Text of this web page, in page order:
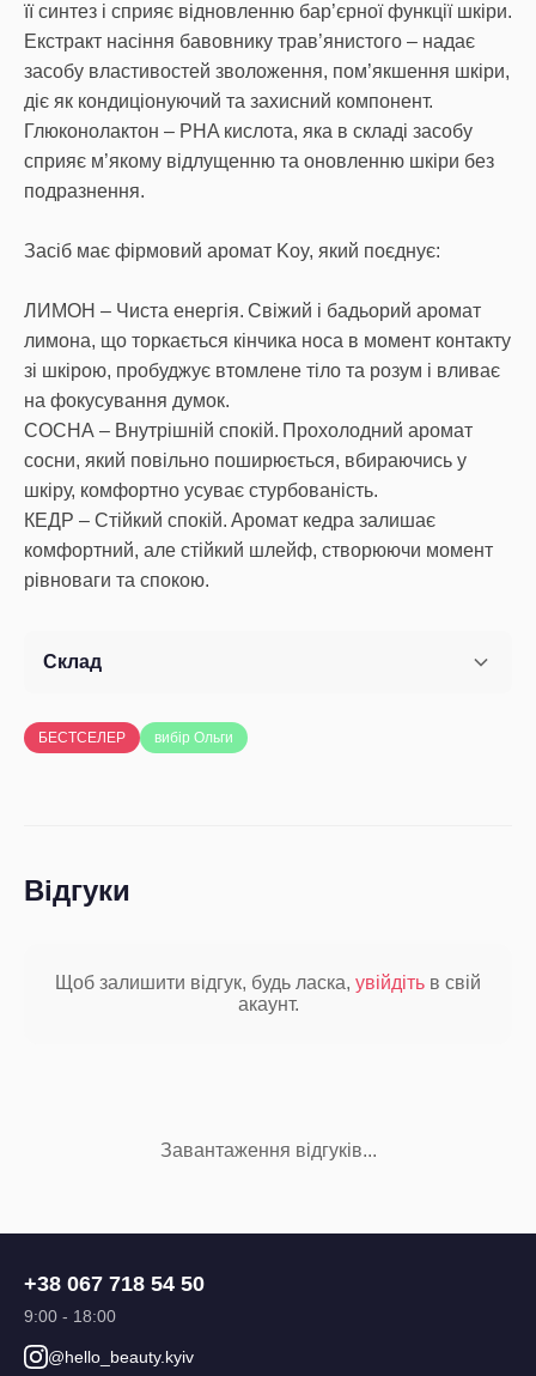
її синтез і сприяє відновленню бар’єрної функції шкіри.
Екстракт насіння бавовнику трав’янистого – надає
засобу властивостей зволоження, пом’якшення шкіри,
діє як кондиціонуючий та захисний компонент.
Глюконолактон – PHA кислота, яка в складі засобу
сприяє м’якому відлущенню та оновленню шкіри без
подразнення.
Засіб має фірмовий аромат Koy, який поєднує:
ЛИМОН – Чиста енергія. Свіжий і бадьорий аромат
лимона, що торкається кінчика носа в момент контакту
зі шкірою, пробуджує втомлене тіло та розум і вливає
на фокусування думок.
СОСНА – Внутрішній спокій. Прохолодний аромат
сосни, який повільно поширюється, вбираючись у
шкіру, комфортно усуває стурбованість.
КЕДР – Стійкий спокій. Аромат кедра залишає
комфортний, але стійкий шлейф, створюючи момент
рівноваги та спокою.
Склад
БЕСТСЕЛЕР вибір Ольги
Відгуки
Щоб залишити відгук, будь ласка, увійдіть в свій
акаунт.
Завантаження відгуків...
+38 067 718 54 50
9:00 - 18:00
@hello_beauty.kyiv